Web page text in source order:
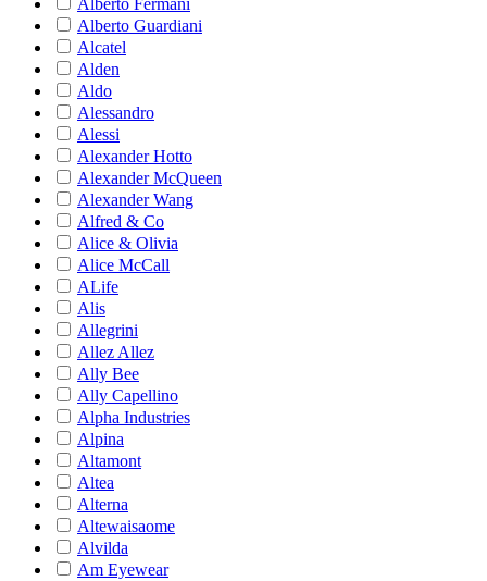
Alberto Fermani
Alberto Guardiani
Alcatel
Alden
Aldo
Alessandro
Alessi
Alexander Hotto
Alexander McQueen
Alexander Wang
Alfred & Co
Alice & Olivia
Alice McCall
ALife
Alis
Allegrini
Allez Allez
Ally Bee
Ally Capellino
Alpha Industries
Alpina
Altamont
Altea
Alterna
Altewaisaome
Alvilda
Am Eyewear